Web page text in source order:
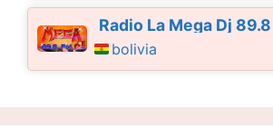
Radio La Mega Dj 89.8
bolivia